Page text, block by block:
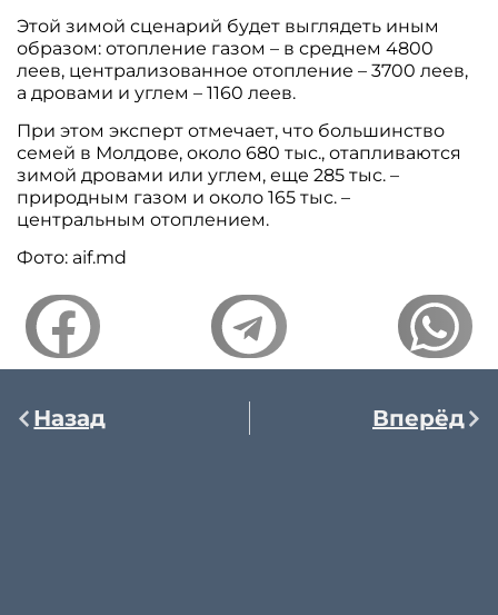
Этой зимой сценарий будет выглядеть иным
образом: отопление газом – в среднем 4800
леев, централизованное отопление – 3700 леев,
а дровами и углем – 1160 леев.
При этом эксперт отмечает, что большинство
семей в Молдове, около 680 тыс., отапливаются
зимой дровами или углем, еще 285 тыс. –
природным газом и около 165 тыс. –
центральным отоплением.
Фото: aif.md
Назад Вперёд